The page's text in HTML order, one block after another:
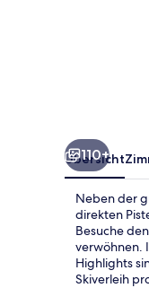
110+
Übersicht
Neben der
direkten
Besuche
verwöhnen.
Highlights
Skiverleih